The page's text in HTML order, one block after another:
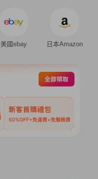
美國ebay 日本Amazon